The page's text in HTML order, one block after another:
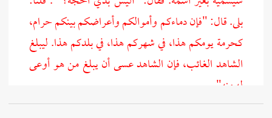
بلى. قال: "فإن دماءكم وأموالكم وأعراضكم بينكم حرام،
كحرمة يومكم هذا، في شهركم هذا، في بلدكم هذا. ليبلغ
الشاهد الغائب، فإن الشاهد عسى أن يبلغ من هو أوعى
له منه".